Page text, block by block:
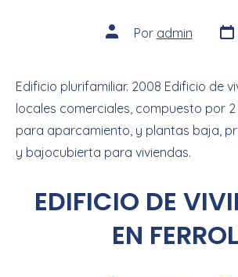
Por admin
Edificio plurifamiliar. 2008 Edificio de
locales comerciales, compuesto por
para aparcamiento, y plantas baja,
y bajocubierta para viviendas.
EDIFICIO DE
EN FERROL